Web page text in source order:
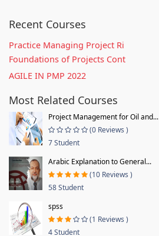
Recent Courses
Practice Managing Project Ri
Foundations of Projects Cont
AGILE IN PMP 2022
Most Related Courses
Project Management for Oil and...
(0 Reviews )
7 Student
Arabic Explanation to General...
(10 Reviews )
58 Student
spss
(1 Reviews )
4 Student